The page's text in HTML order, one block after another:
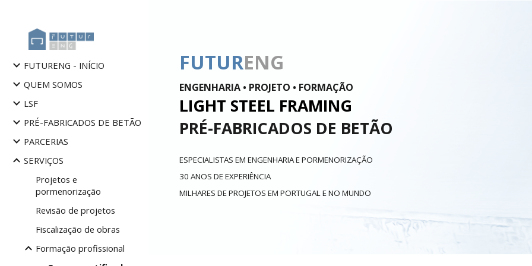
FUTURENG - INÍCIO
QUEM SOMOS
LSF
PRÉ-FABRICADOS DE BETÃO
PARCERIAS
SERVIÇOS
Projetos e
pormenorização
Revisão de projetos
Fiscalização de obras
Formação profissional
FUTURENG
ENGENHARIA • PROJETO • FORMAÇÃO
LIGHT STEEL FRAMING
PRÉ-FABRICADOS DE BETÃO
ESPECIALISTAS EM ENGENHARIA E PORMENORIZAÇÃO
30 ANOS DE EXPERIÊNCIA
MILHARES DE PROJETOS EM PORTUGAL E NO MUNDO